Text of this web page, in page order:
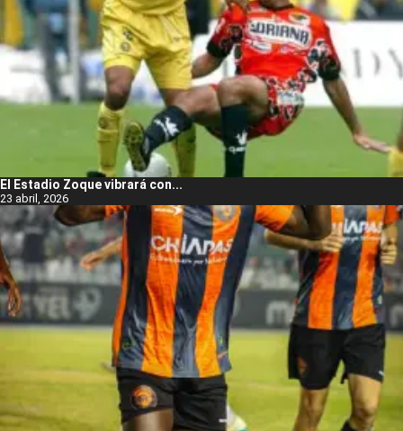
El Estadio Zoque vibrará con...
23 abril, 2026